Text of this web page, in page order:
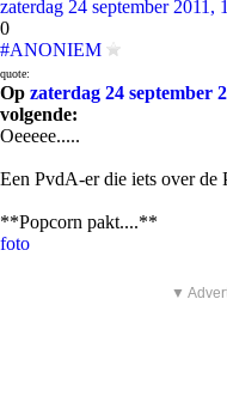
zaterdag 24 september 2011,
0
#ANONIEM
quote:
Op zaterdag 24 september
volgende:
Oeeeee.....
Een PvdA-er die iets over de
**Popcorn pakt....**
foto
▼